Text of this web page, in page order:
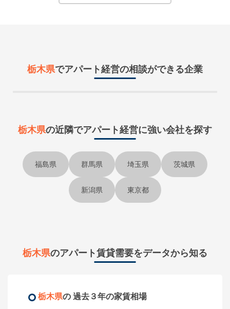
栃木県でアパート経営の相談ができる企業
栃木県の近隣でアパート経営に強い会社を探す
福島県 群馬県 埼玉県 茨城県
新潟県 東京都
栃木県のアパート賃貸需要をデータから知る
栃木県の 過去３年の家賃相場